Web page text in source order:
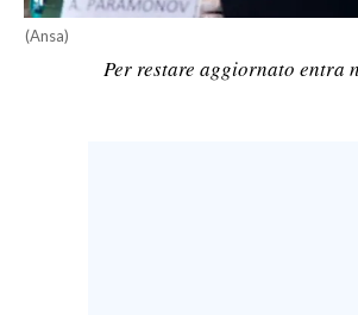
LAVORO
(Ansa)
Per restare aggiornato entra